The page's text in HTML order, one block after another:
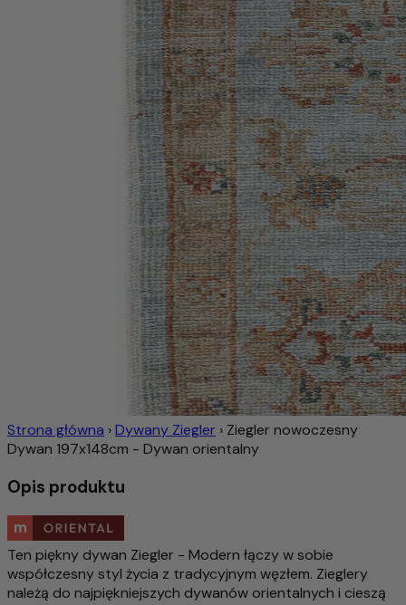
Strona główna ›Dywany Ziegler › Ziegler nowoczesny
Dywan 197x148cm - Dywan orientalny
Opis produktu
Ten piękny dywan Ziegler - Modern łączy w sobie
współczesny styl życia z tradycyjnym węzłem. Zieglery
należą do najpiękniejszych dywanów orientalnych i cieszą